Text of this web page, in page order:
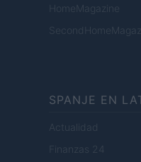
HomeMagazine
SPANJE EN
Actualidad
Finanzas 24